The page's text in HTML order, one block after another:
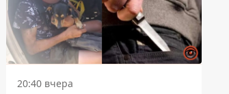
20:40 вчера